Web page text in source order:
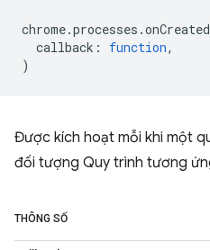
chrome.processes .onCreated
callback : function,
)
Được kích hoạt mỗi khi một
đối tượng Quy trình tương
THÔNG SỐ